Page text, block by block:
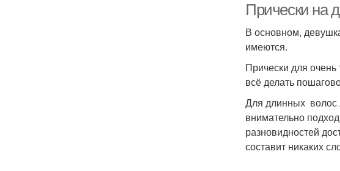
Прически на
В основном,
имеются.
Прически для
всё делать
Для длинных волос
внимательно
разновидностей
составит никаких